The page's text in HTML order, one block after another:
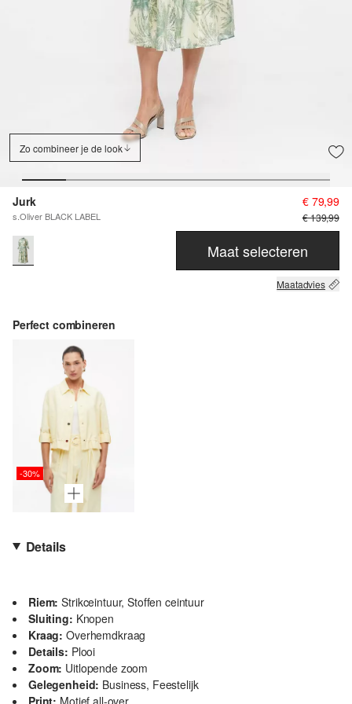
Zo combineer je de look
Jurk
s.Oliver BLACK LABEL
€ 79,99
€ 139,99
Maat selecteren
Maatadvies
Perfect combineren
-30%
Details
Riem: Strikceintuur, Stoffen ceintuur
Sluiting: Knopen
Kraag: Overhemdkraag
Details: Plooi
Zoom: Uitlopende zoom
Gelegenheid: Business, Feestelijk
Print: Motief all-over